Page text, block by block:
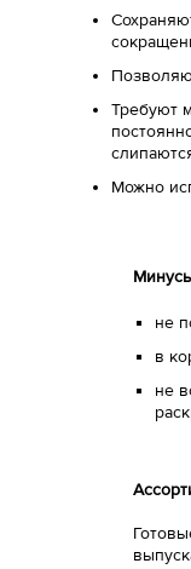
Требуют
Можно
не
в
не